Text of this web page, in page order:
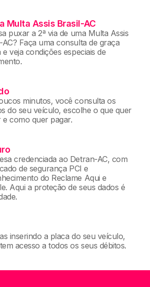
Multa Assis Brasil-AC
puxar a 2ª via de uma Multa Assis
AC? Faça uma consulta de graça
e veja condições especiais de
minutos, você consulta os
do seu veículo, escolhe o que quer
e como quer pagar.
credenciada ao Detran-AC, com
de segurança PCI e
do Reclame Aqui e
Aqui a proteção de seus dados é
inserindo a placa do seu veículo,
acesso a todos os seus débitos.